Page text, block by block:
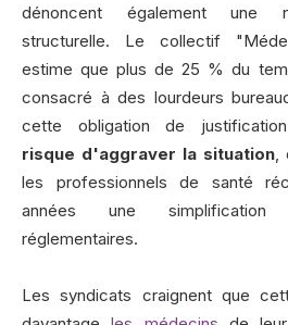
dénoncent également une
structurelle. Le collectif
estime que plus de 25 % du
consacré à des lourdeurs
cette obligation de
risque d'aggraver la situation,
les professionnels de santé
années une simplification
réglementaires.
Les syndicats craignent que